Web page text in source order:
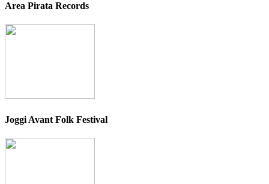
Area Pirata Records
Joggi Avant Folk Festival